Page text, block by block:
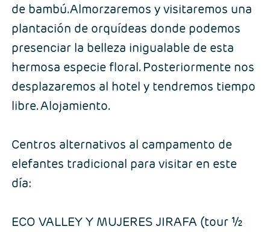
de bambú.Almorzaremos y visitaremos una
plantación de orquídeas donde podemos
presenciar la belleza inigualable de esta
hermosa especie floral. Posteriormente nos
desplazaremos al hotel y tendremos tiempo
libre. Alojamiento.
Centros alternativos al campamento de
elefantes tradicional para visitar en este
día:
ECO VALLEY Y MUJERES JIRAFA (tour ½